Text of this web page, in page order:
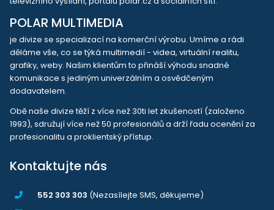
POLAR MULTIMEDIA
je divize se specializací na komerční výrobu. Umíme a rádi
děláme vše, co se týká multimedií - videa, virtuální realitu,
grafiky, weby. Našim klientům to přináší výhodu snadné
komunikace s jediným univerzálním a osvědčeným
dodavatelem.
Obě naše divize těží z více než 30ti let zkušeností (založeno
1993), sdružují více než 50 profesionálů a drží řadu ocenění za
profesionalitu a proklientský přístup.
Kontaktujte nás
552 303 303 (Nezasílejte SMS, děkujeme)